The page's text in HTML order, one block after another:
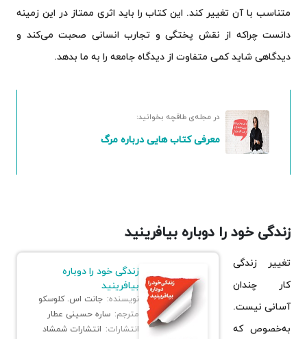
متناسب با آن تغییر کند. این کتاب را باید اثری ممتاز در این زمینه
دانست چراکه از نقش پختگی و تجارب انسانی صحبت می‌کند و
دیدگاهی شاید کمی متفاوت از دیدگاه جامعه را به ما بدهد.
در مجله‌ی طاقچه بخوانید:
معرفی کتاب هایی درباره مرگ
زندگی خود را دوباره بیافرینید
زندگی خود را دوباره
بیافرینید
نویسنده: جانت اس. کلوسکو
مترجم: ساره حسینی عطار
انتشارات: انتشارات شمشاد
تغییر زندگی
کار چندان
آسانی نیست.
به‌خصوص که